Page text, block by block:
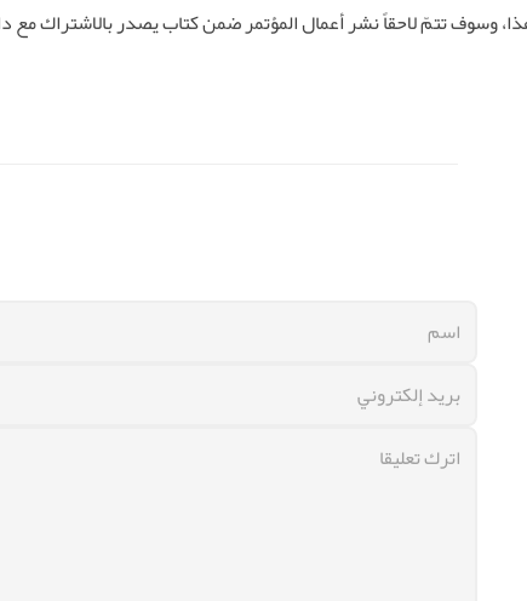
وسوف تتمّ لاحقاً نشر أعمال المؤتمر ضمن كتاب يصدر بالاشتراك مع